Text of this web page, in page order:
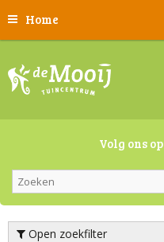
Home
Volg ons op
Open zoekfilter